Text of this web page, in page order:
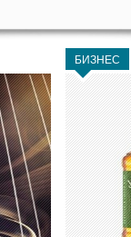
БИЗНЕС